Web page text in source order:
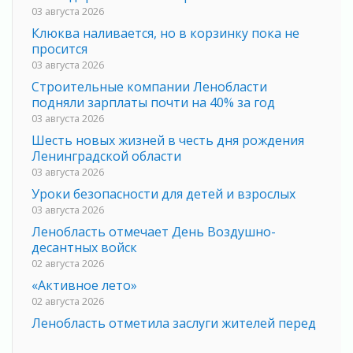
03 августа 2026
Клюква наливается, но в корзинку пока не
просится
03 августа 2026
Строительные компании Ленобласти
подняли зарплаты почти на 40% за год
03 августа 2026
Шесть новых жизней в честь дня рождения
Ленинградской области
03 августа 2026
Уроки безопасности для детей и взрослых
03 августа 2026
Ленобласть отмечает День Воздушно-
десантных войск
02 августа 2026
«Активное лето»
02 августа 2026
Ленобласть отметила заслуги жителей перед